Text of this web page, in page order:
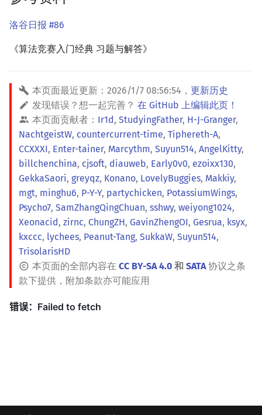
洛谷日报 #86
《算法竞赛入门经典 习题与解答》
本页面最近更新： 2026/1/7 08:56:54 ， 更新历史
发现错误？想一起完善？ 在 GitHub 上编辑此页！
本页面贡献者： Ir1d, StudyingFather, H-J-Granger,
NachtgeistW, countercurrent-time, Tiphereth-A,
CCXXXI, Enter-tainer, Marcythm, Suyun514, AngelKitty,
billchenchina, cjsoft, diauweb, Early0v0, ezoixx130,
GekkaSaori, greyqz, Konano, LovelyBuggies, Makkiy,
mgt, minghu6, P-Y-Y, partychicken, PotassiumWings,
Psycho7, SamZhangQingChuan, sshwy, weiyong1024,
Xeonacid, zirnc, ChungZH, GavinZhengOI, Gesrua, ksyx,
kxccc, lychees, Peanut-Tang, SukkaW, Suyun514,
TrisolarisHD
本页面的全部内容在 CC BY-SA 4.0 和 SATA协议之条
款下提供，附加条款亦可能应用